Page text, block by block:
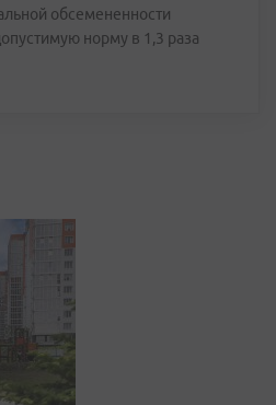
обсемененности
норму в 1,3 раза